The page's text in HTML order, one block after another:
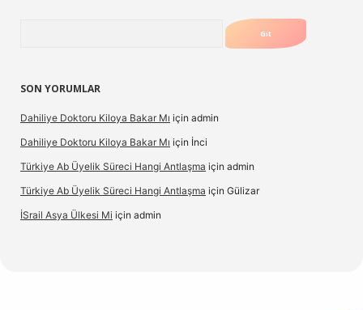
SON YORUMLAR
Dahiliye Doktoru Kiloya Bakar Mı için admin
Dahiliye Doktoru Kiloya Bakar Mı için İnci
Türkiye Ab Üyelik Süreci Hangi Antlaşma için admin
Türkiye Ab Üyelik Süreci Hangi Antlaşma için Gülizar
İSrail Asya Ülkesi Mi için admin